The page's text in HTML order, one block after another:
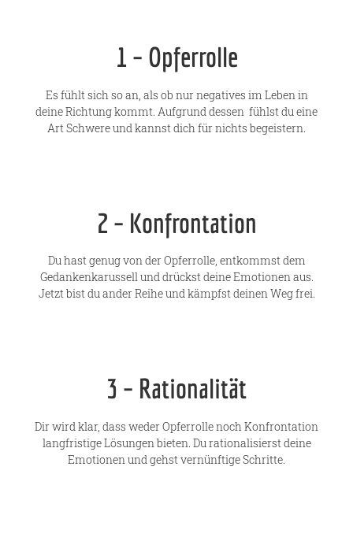
1 – Opferrolle
Es fühlt sich so an, als ob nur negatives im Leben in
deine Richtung kommt. Aufgrund dessen fühlst du eine
Art Schwere und kannst dich für nichts begeistern.
2 – Konfrontation
Du hast genug von der Opferrolle, entkommst dem
Gedankenkarussell und drückst deine Emotionen aus.
Jetzt bist du ander Reihe und kämpfst deinen Weg frei.
3 – Rationalität
Dir wird klar, dass weder Opferrolle noch Konfrontation
langfristige Lösungen bieten. Du rationalisierst deine
Emotionen und gehst vernünftige Schritte.